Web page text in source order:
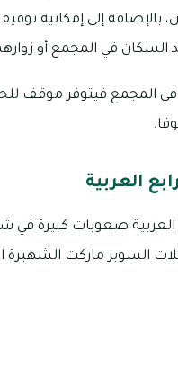
بالإضافة إلى إمكانية
يجد السكان في المجمع أو
العربية
صعوبات كبيرة في
السوبر ماركت الشهيرة